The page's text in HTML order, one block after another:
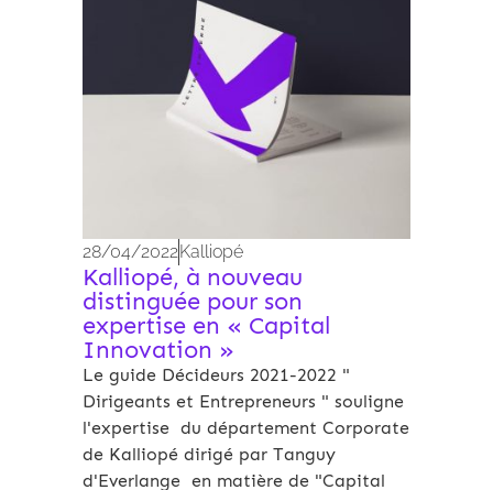
28/04/2022Kalliopé
Kalliopé, à nouveau
distinguée pour son
expertise en « Capital
Innovation »
Le guide Décideurs 2021-2022 "
Dirigeants et Entrepreneurs " souligne
l'expertise du département Corporate
de Kalliopé dirigé par Tanguy
d'Everlange en matière de "Capital